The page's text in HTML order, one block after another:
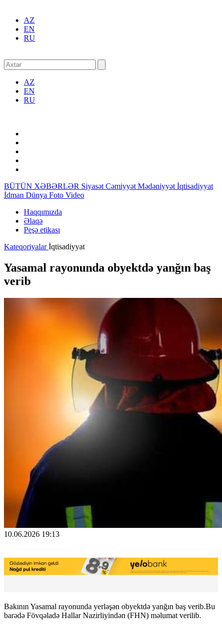
AZ
EN
RU
AZ
EN
RU
BÜTÜN XƏBƏRLƏR Siyasət Cəmiyyət Mədəniyyət İqtisadiyyat
İdman Dünya Foto Video
Haqqımızda
Əlaqə
Peşə etikası
Kateqoriyalarİqtisadiyyat
Yasamal rayonunda obyektdə yanğın baş
verib
10.06.2026 19:13
Bakının Yasamal rayonunda yerləşən obyektdə yanğın baş verib.Bu
barədə Fövqəladə Hallar Nazirliyindən (FHN) məlumat verilib.